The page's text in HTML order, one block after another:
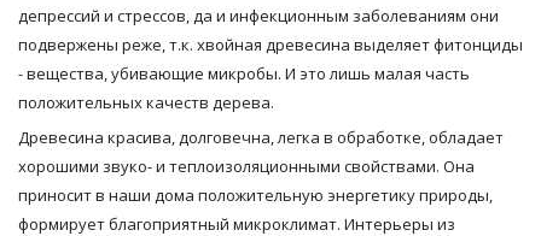
депрессий и стрессов, да и инфекционным заболеваниям они
подвержены реже, т.к. хвойная древесина выделяет фитонциды
- вещества, убивающие микробы. И это лишь малая часть
положительных качеств дерева.
Древесина красива, долговечна, легка в обработке, обладает
хорошими звуко- и теплоизоляционными свойствами. Она
приносит в наши дома положительную энергетику природы,
формирует благоприятный микроклимат. Интерьеры из